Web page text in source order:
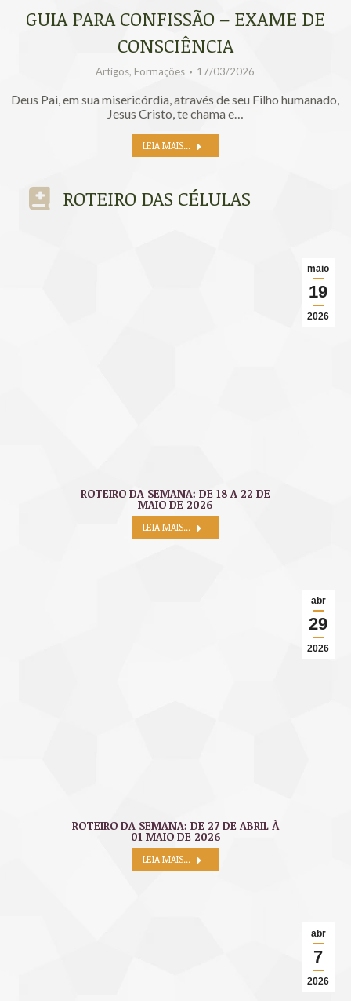
GUIA PARA CONFISSÃO – EXAME DE
CONSCIÊNCIA
Artigos, Formações 17/03/2026
Deus Pai, em sua misericórdia, através de seu Filho humanado,
Jesus Cristo, te chama e…
LEIA MAIS...
ROTEIRO DAS CÉLULAS
maio
19
2026
ROTEIRO DA SEMANA: DE 18 A 22 DE
MAIO DE 2026
LEIA MAIS...
abr
29
2026
ROTEIRO DA SEMANA: DE 27 DE ABRIL À
01 MAIO DE 2026
LEIA MAIS...
abr
7
2026